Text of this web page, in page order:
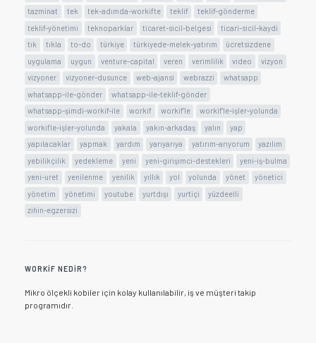
tazminat
tek tek-adımda-workifte teklif
teklif-gönderme
teklif-yönetimi
teknoparklar ticaret-sicil-belgesi
ticari-sicil-kaydi
tık
tıkla to-do türkiye türkiyede-melek-yatırım
ücretsizdene
uygulama
uygun venture-capital veren verimlilik video
vizyon
vizyoner
vizyoner-dusunce web-ajansi webrazzi
whatsapp
whatsapp-ile-gönder
whatsapp-ile-teklif-gönder
whatsapp-şimdi-workif-ile
workif workif'le
workif'le-işler-yolunda
workifle-işler-yolunda
yakala yakın-arkadaş yalın
yap
yapılacaklar
yapmak yardım yarıyarıya yatırım-arıyorum
yazılım
yebilikçilik
yedekleme yeni yeni-girişimci-destekleri
yeni-iş-bulma
yeni-uret
yenilenme yenilik yıllık yol yolunda yönet
yönetici
yönetim
yönetimi youtube yurtdışı yurtiçi
yüzdeelli
zihin-egzersizi
WORKIF NEDIR?
Mikro ölçekli kobiler için kolay kullanılabilir, iş ve müşteri takip
programıdır.